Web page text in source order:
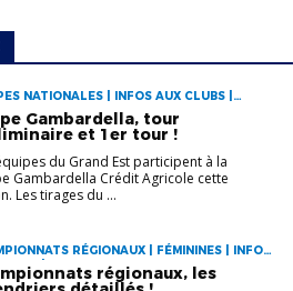
NATIONALES | INFOS AUX CLUBS |
Gambardella, tour
et 1er tour !
du Grand Est participent à la
Gambardella Crédit Agricole cette
Les tirages du ...
RÉGIONAUX | FÉMININES | INFOS
| SENIORSrégionaux, les